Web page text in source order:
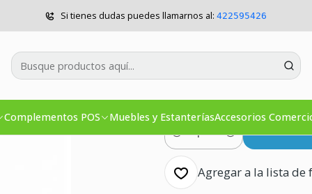
Complementos POS Muebles y EstanteríasAccesorios
Si tienes dudas puedes llamarnos al: 422595426
Muebles y Estanterías Pack x 10 Porta Precio Amarillo P/Gancho
Pack x 10
P/Gancho
Cantidad
Agregar a la lista de